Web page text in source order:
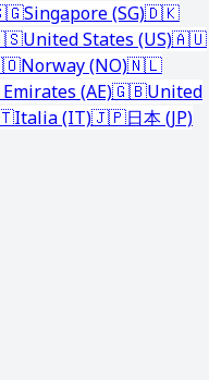
Singapore (SG)🇩🇰
United States (US)🇦🇺
Norway (NO)🇳🇱
(AE)🇬🇧United
Italia (IT)🇯🇵日本 (JP)